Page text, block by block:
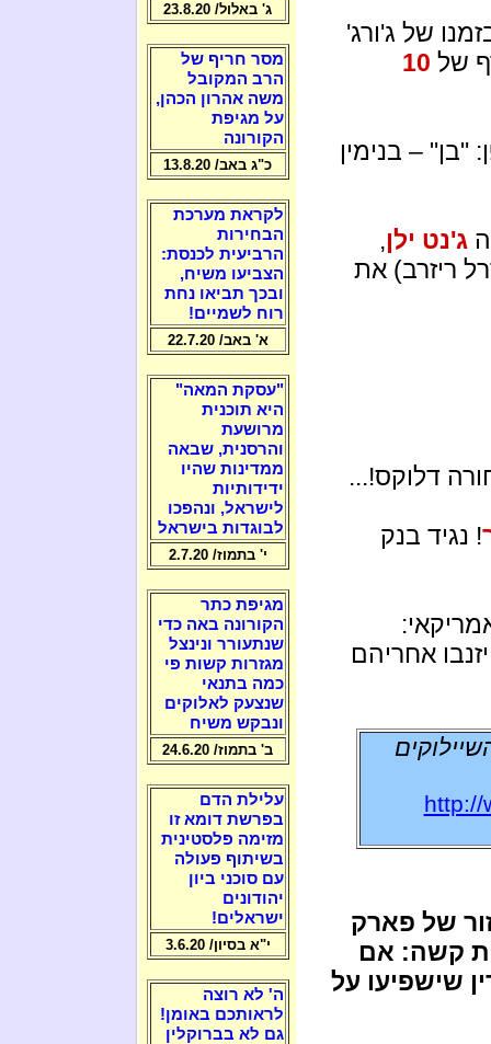
של ג'ורג'
של 10
– בנימין
ג'נט ילן,
ריזרב) את
דלוקס!...
! נגיד בנק
אחריהם
http://
של פארק
קשה: אם
שישפיעו על
ג' באלול/ 23.8.20
מסר חריף של
הרב המקובל
משה אהרון הכהן,
על מגיפת
הקורונה
כ"ג באב/ 13.8.20
לקראת מערכת
הבחירות
הרביעית לכנסת:
הצביעו משיח,
ובכך תביאו נחת
רוח לשמיים!
א' באב/ 22.7.20
"עסקת המאה"
היא תוכנית
מרושעת
והרסנית, שבאה
ממדינות שהיו
ידידותיות
לישראל, ונהפכו
לבוגדות בישראל
י' בתמוז/ 2.7.20
מגיפת כתר
הקורונה באה כדי
שנתעורר ונינצל
מגזרות קשות פי
כמה בתנאי
שנצעק לאלוקים
ונבקש משיח
ב' בתמוז/ 24.6.20
עלילת הדם
בפרשת דומא זו
מזימה פלסטינית
בשיתוף פעולה
עם סוכני ביון
יהודונים
ישראלים!
י"א בסיון/ 3.6.20
ה' לא רוצה
לראותכם באומן!
גם לא בברוקלין